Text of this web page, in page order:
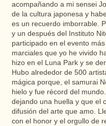
acompañando a mi sensei
de la cultura japonesa y
es un recuerdo imborrable.
y un después del Instituto
participado en el evento
marciales que yo he vivido
hizo en el Luna Park y se
Hubo alrededor de 500
mágica porque, el samurai
hielo y fue récord del
dejando una huella y que el
difusión del arte que amo.
con el honor y el orgullo de